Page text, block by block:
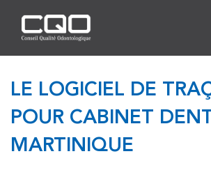
LE LOGICIEL DE
POUR CABINET
MARTINIQUE